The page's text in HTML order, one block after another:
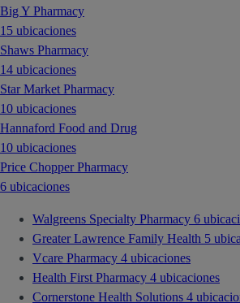
Big Y Pharmacy
15 ubicaciones
Shaws Pharmacy
14 ubicaciones
Star Market Pharmacy
10 ubicaciones
Hannaford Food and Drug
10 ubicaciones
Price Chopper Pharmacy
6 ubicaciones
Walgreens Specialty Pharmacy 6
Greater Lawrence Family Health 5
Vcare Pharmacy 4 ubicaciones
Health First Pharmacy 4 ubicaciones
Cornerstone Health Solutions 4